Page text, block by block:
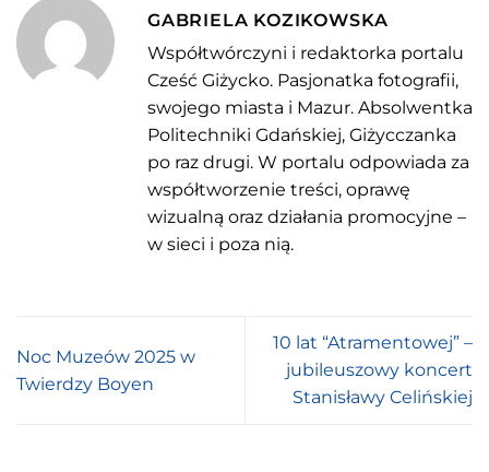
GABRIELA KOZIKOWSKA
Współtwórczyni i redaktorka portalu
Cześć Giżycko. Pasjonatka fotografii,
swojego miasta i Mazur. Absolwentka
Politechniki Gdańskiej, Giżycczanka
po raz drugi. W portalu odpowiada za
współtworzenie treści, oprawę
wizualną oraz działania promocyjne –
w sieci i poza nią.
Noc Muzeów 2025 w
Twierdzy Boyen
10 lat “Atramentowej” –
jubileuszowy koncert
Stanisławy Celińskiej